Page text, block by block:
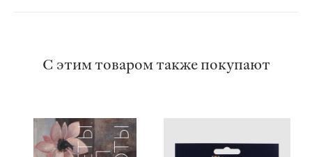
С этим товаром также покупают